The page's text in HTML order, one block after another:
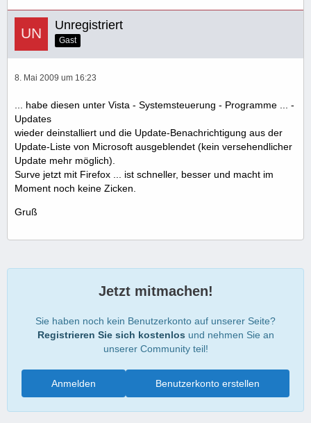
Unregistriert
Gast
8. Mai 2009 um 16:23
... habe diesen unter Vista - Systemsteuerung - Programme ... -
Updates
wieder deinstalliert und die Update-Benachrichtigung aus der
Update-Liste von Microsoft ausgeblendet (kein versehendlicher
Update mehr möglich).
Surve jetzt mit Firefox ... ist schneller, besser und macht im
Moment noch keine Zicken.
Gruß
Jetzt mitmachen!
Sie haben noch kein Benutzerkonto auf unserer Seite?
Registrieren Sie sich kostenlos und nehmen Sie an
unserer Community teil!
Benutzerkonto erstellen
Anmelden